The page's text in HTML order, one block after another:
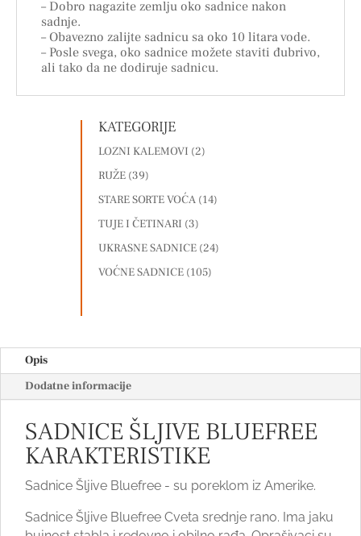
– Dobro nagazite zemlju oko sadnice nakon
sadnje.
– Obavezno zalijte sadnicu sa oko 10 litara vode.
– Posle svega, oko sadnice možete staviti đubrivo,
ali tako da ne dodiruje sadnicu.
KATEGORIJE
LOZNI KALEMOVI (2)
RUŽE (39)
STARE SORTE VOĆA (14)
TUJE I ČETINARI (3)
UKRASNE SADNICE (24)
VOĆNE SADNICE (105)
Opis
Dodatne informacije
SADNICE ŠLJIVE BLUEFREE
KARAKTERISTIKE
Sadnice Šljive Bluefree - su poreklom iz Amerike.
Sadnice Šljive Bluefree Cveta srednje rano. Ima jaku